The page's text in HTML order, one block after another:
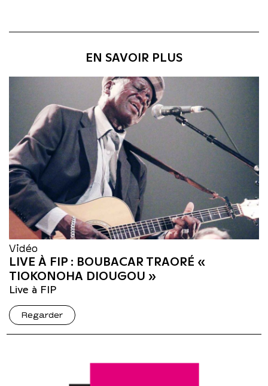
EN SAVOIR PLUS
Vidéo
LIVE À FIP : BOUBACAR TRAORÉ «
TIOKONOHA DIOUGOU »
Live à FIP
Regarder